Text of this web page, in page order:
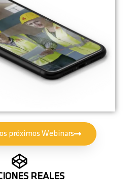
próximos Webinars
REALES